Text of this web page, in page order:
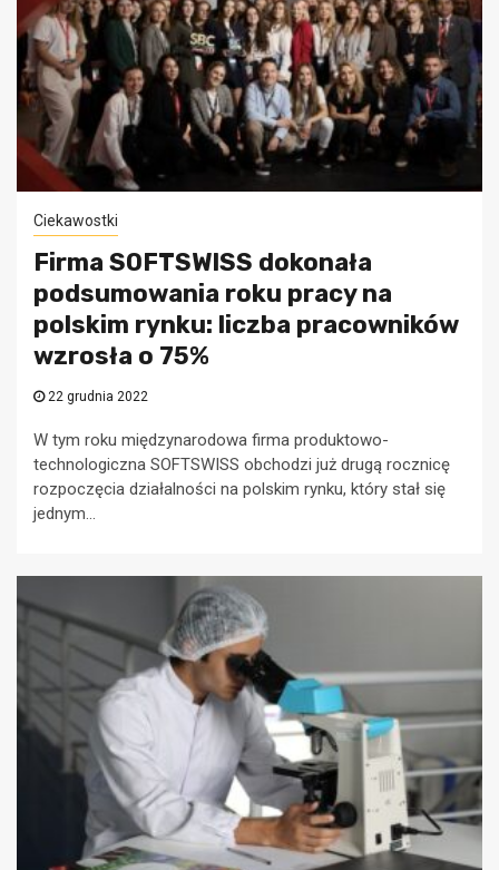
Ciekawostki
Firma SOFTSWISS dokonała
podsumowania roku pracy na
polskim rynku: liczba pracowników
wzrosła o 75%
22 grudnia 2022
W tym roku międzynarodowa firma produktowo-
technologiczna SOFTSWISS obchodzi już drugą rocznicę
rozpoczęcia działalności na polskim rynku, który stał się
jednym...